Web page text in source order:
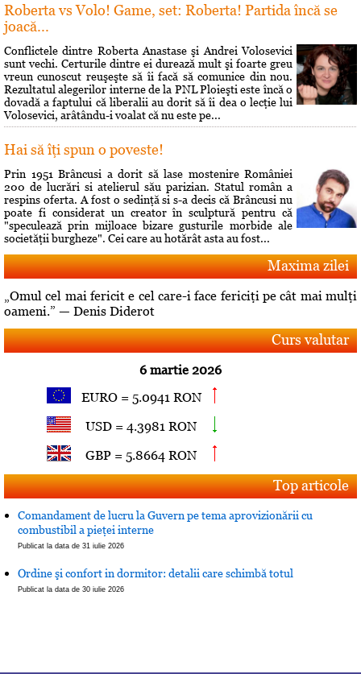
Roberta vs Volo! Game, set: Roberta! Partida încă se
joacă...
Conflictele dintre Roberta Anastase şi Andrei Volosevici
sunt vechi. Certurile dintre ei durează mult şi foarte greu
vreun cunoscut reuşeşte să îi facă să comunice din nou.
Rezultatul alegerilor interne de la PNL Ploieşti este încă o
dovadă a faptului că liberalii au dorit să îi dea o lecţie lui
Volosevici, arâtându-i voalat că nu este pe...
Hai să îţi spun o poveste!
Prin 1951 Brâncusi a dorit să lase mostenire României
200 de lucrări si atelierul său parizian. Statul român a
respins oferta. A fost o sedinţă si s-a decis că Brâncusi nu
poate fi considerat un creator în sculptură pentru că
"speculează prin mijloace bizare gusturile morbide ale
societăţii burgheze". Cei care au hotărât asta au fost...
Maxima zilei
„Omul cel mai fericit e cel care-i face fericiţi pe cât mai mulţi
oameni.” — Denis Diderot
Curs valutar
6 martie 2026
EURO = 5.0941 RON
USD = 4.3981 RON
GBP = 5.8664 RON
Top articole
Comandament de lucru la Guvern pe tema aprovizionării cu
combustibil a pieţei interne
Publicat la data de 31 iulie 2026
Ordine şi confort in dormitor: detalii care schimbă totul
Publicat la data de 30 iulie 2026